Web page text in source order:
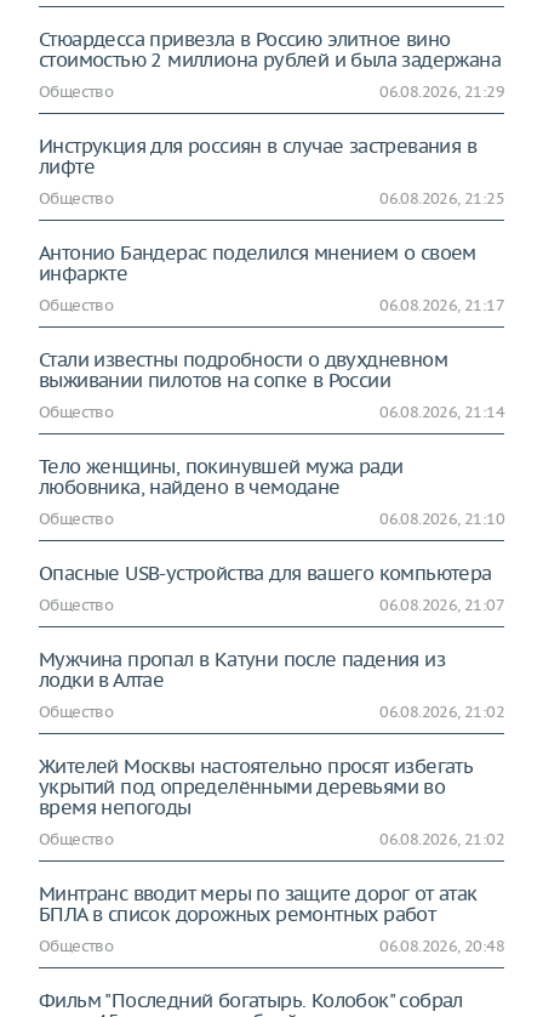
Стюардесса привезла в Россию элитное вино
стоимостью 2 миллиона рублей и была задержана
Общество 06.08.2026, 21:29
Инструкция для россиян в случае застревания в
лифте
Общество 06.08.2026, 21:25
Антонио Бандерас поделился мнением о своем
инфаркте
Общество 06.08.2026, 21:17
Стали известны подробности о двухдневном
выживании пилотов на сопке в России
Общество 06.08.2026, 21:14
Тело женщины, покинувшей мужа ради
любовника, найдено в чемодане
Общество 06.08.2026, 21:10
Опасные USB-устройства для вашего компьютера
Общество 06.08.2026, 21:07
Мужчина пропал в Катуни после падения из
лодки в Алтае
Общество 06.08.2026, 21:02
Жителей Москвы настоятельно просят избегать
укрытий под определёнными деревьями во
время непогоды
Общество 06.08.2026, 21:02
Минтранс вводит меры по защите дорог от атак
БПЛА в список дорожных ремонтных работ
Общество 06.08.2026, 20:48
Фильм "Последний богатырь. Колобок" собрал